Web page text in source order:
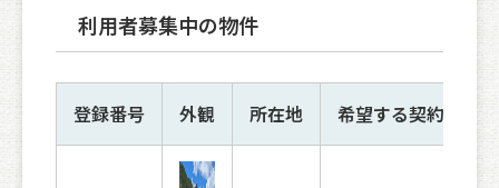
利用者募集中の物件
登録番号 外観 所在地 希望する契約